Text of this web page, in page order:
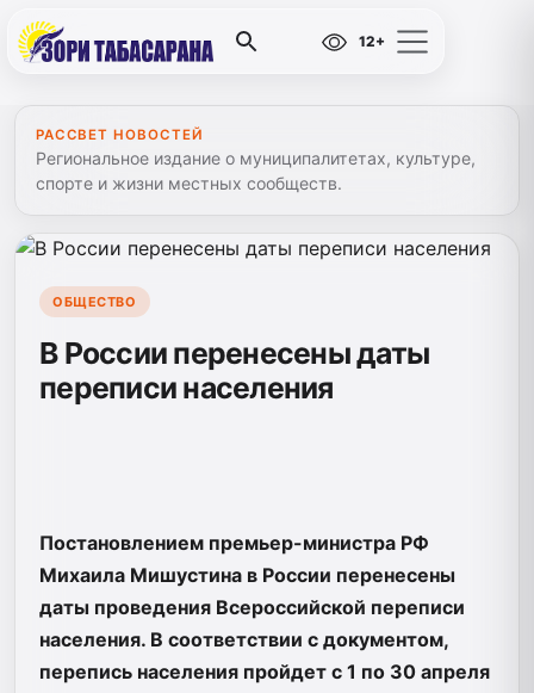
12+
РАССВЕТ НОВОСТЕЙ
Региональное издание о муниципалитетах, культуре,
спорте и жизни местных сообществ.
ОБЩЕСТВО
В России перенесены даты
переписи населения
Постановлением премьер-министра РФ
Михаила Мишустина в России перенесены
даты проведения Всероссийской переписи
населения. В соответствии с документом,
перепись населения пройдет с 1 по 30 апреля